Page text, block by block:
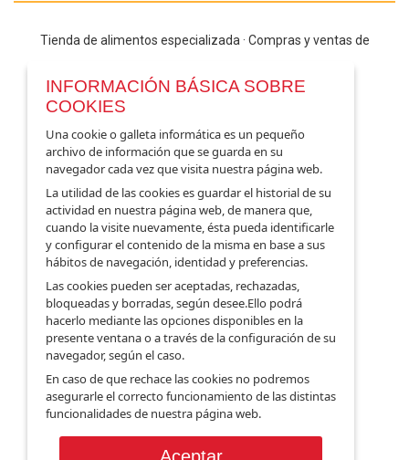
INFORMACIÓN BÁSICA SOBRE
COOKIES
Una cookie o galleta informática es un pequeño
archivo de información que se guarda en su
navegador cada vez que visita nuestra página web.
La utilidad de las cookies es guardar el historial de su
actividad en nuestra página web, de manera que,
cuando la visite nuevamente, ésta pueda identificarle
y configurar el contenido de la misma en base a sus
hábitos de navegación, identidad y preferencias.
Las cookies pueden ser aceptadas, rechazadas,
bloqueadas y borradas, según desee.Ello podrá
hacerlo mediante las opciones disponibles en la
presente ventana o a través de la configuración de su
navegador, según el caso.
En caso de que rechace las cookies no podremos
asegurarle el correcto funcionamiento de las distintas
funcionalidades de nuestra página web.
Tienda de alimentos especializada · Compras y ventas de
info@dulceslaciudad.es
Información
Política de Cookies
Sus datos seguros
Protección de datos
Envío y Transporte
Garantía y Devoluciones
Términos y condiciones